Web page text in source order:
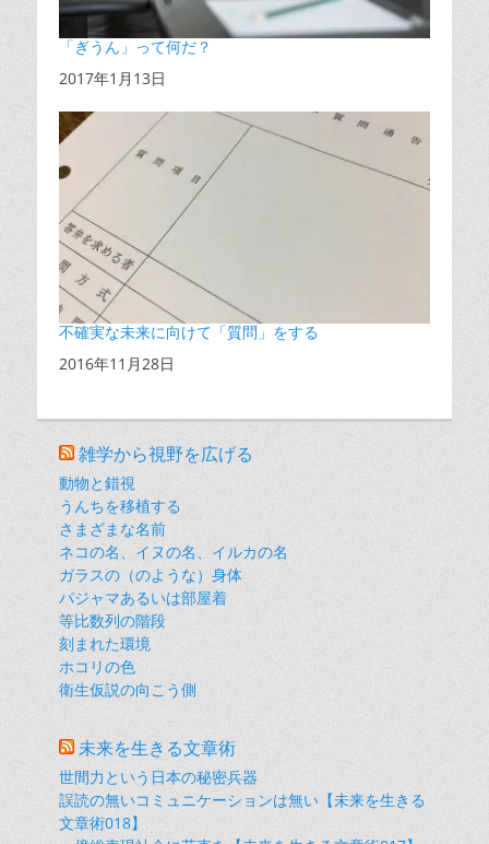
「ぎうん」って何だ？
日付
2017年1月13日
不確実な未来に向けて「質問」をする
日付
2016年11月28日
雑学から視野を広げる
動物と錯視
うんちを移植する
さまざまな名前
ネコの名、イヌの名、イルカの名
ガラスの（のような）身体
パジャマあるいは部屋着
等比数列の階段
刻まれた環境
ホコリの色
衛生仮説の向こう側
未来を生きる文章術
世間力という日本の秘密兵器
誤読の無いコミュニケーションは無い【未来を生きる
文章術018】